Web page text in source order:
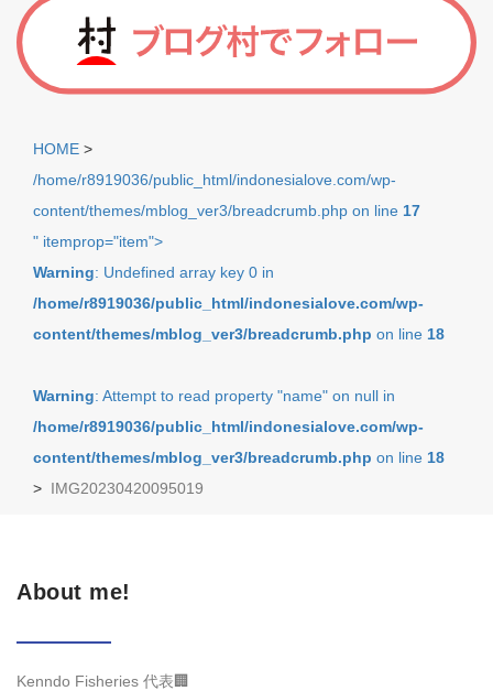
HOME >
/home/r8919036/public_html/indonesialove.com/wp-
content/themes/mblog_ver3/breadcrumb.php on line 17
" itemprop="item">
Warning: Undefined array key 0 in
/home/r8919036/public_html/indonesialove.com/wp-
content/themes/mblog_ver3/breadcrumb.php on line 18
Warning: Attempt to read property "name" on null in
/home/r8919036/public_html/indonesialove.com/wp-
content/themes/mblog_ver3/breadcrumb.php on line 18
> IMG20230420095019
About me!
Kenndo Fisheries 代表🏢